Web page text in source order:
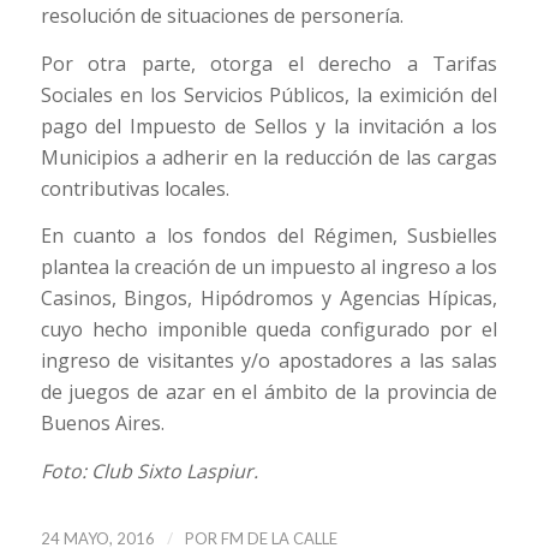
resolución de situaciones de personería.
Por otra parte, otorga el derecho a Tarifas
Sociales en los Servicios Públicos, la eximición del
pago del Impuesto de Sellos y la invitación a los
Municipios a adherir en la reducción de las cargas
contributivas locales.
En cuanto a los fondos del Régimen, Susbielles
plantea la creación de un impuesto al ingreso a los
Casinos, Bingos, Hipódromos y Agencias Hípicas,
cuyo hecho imponible queda configurado por el
ingreso de visitantes y/o apostadores a las salas
de juegos de azar en el ámbito de la provincia de
Buenos Aires.
Foto: Club Sixto Laspiur.
24 MAYO, 2016 / POR FM DE LA CALLE